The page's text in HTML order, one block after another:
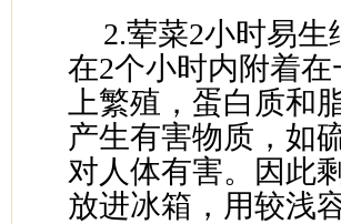
2.荤菜2小时易
在2个小时内附着
上繁殖，蛋白质和
产生有害物质，如
对人体有害。因此
放进冰箱，用较浅